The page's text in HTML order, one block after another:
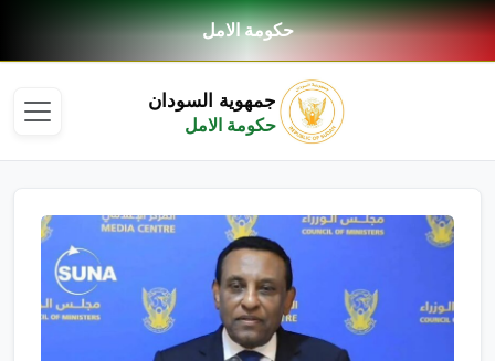
حكومة الامل
جمهوية السودان
حكومة الامل